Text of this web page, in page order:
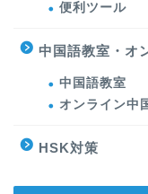
便利ツール
中国語教室・オ
中国語教室
オンライン中
HSK対策